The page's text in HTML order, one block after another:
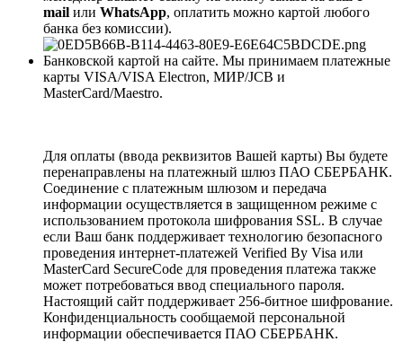
mail или WhatsApp, оплатить можно картой любого
банка без комиссии).
Банковской картой на сайте. Мы принимаем платежные
карты VISA/VISA Electron, МИР/JCB и
MasterCard/Maestro.
Для оплаты (ввода реквизитов Вашей карты) Вы будете
перенаправлены на платежный шлюз ПАО СБЕРБАНК.
Соединение с платежным шлюзом и передача
информации осуществляется в защищенном режиме с
использованием протокола шифрования SSL. В случае
если Ваш банк поддерживает технологию безопасного
проведения интернет-платежей Verified By Visa или
MasterCard SecureCode для проведения платежа также
может потребоваться ввод специального пароля.
Настоящий сайт поддерживает 256-битное шифрование.
Конфиденциальность сообщаемой персональной
информации обеспечивается ПАО СБЕРБАНК.